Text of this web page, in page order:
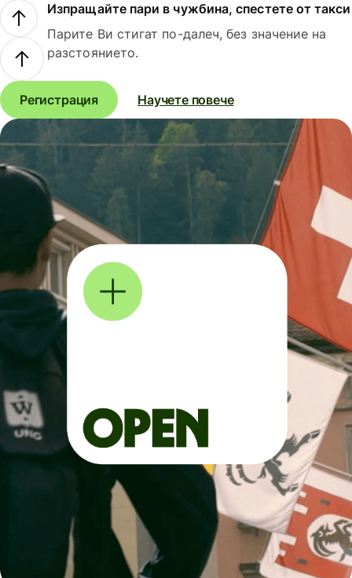
Изпращайте пари в чужбина, спестете от такси
Парите Ви стигат по-далеч, без значение на
разстоянието.
Регистрация Научете повече